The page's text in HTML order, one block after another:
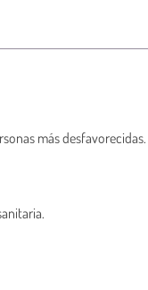
más desfavorecidas.